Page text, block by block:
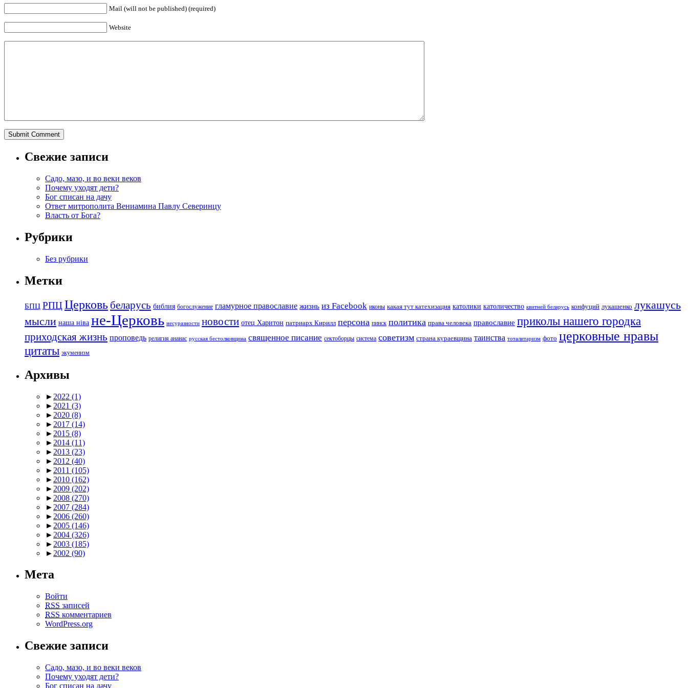
Mail (will not be published) (required)
Website
Свежие записи
Садо, мазо, и во веки веков
Почему уходят дети?
Бог списан на дачу
Ответ митрополита Вениамина Павлу Северинцу
Власть от Бога?
Рубрики
Без рубрики
Метки
БПЦ РПЦ Церковь беларусь библия богослужение гламурное православие жизнь из Facebook иконы какая тут катехизация католики католичество квитней беларусь конфуций лукашенко лукашусь
мысли наша ніва не-Церковь несуразности новости отец Харитон патриарх Кирилл персона пинск политика права человека православие приколы нашего городка
приходская жизнь проповедь религия ананас русская бестолковщина священное писание сектоборцы система советизм страна кураевщина таинства тоталитаризм фото церковные нравы
цитаты экуменизм
Архивы
► 2022 (1)
► 2021 (3)
► 2020 (8)
► 2017 (14)
► 2015 (8)
► 2014 (11)
► 2013 (23)
► 2012 (40)
► 2011 (105)
► 2010 (162)
► 2009 (202)
► 2008 (270)
► 2007 (284)
► 2006 (260)
► 2005 (146)
► 2004 (326)
► 2003 (185)
► 2002 (90)
Мета
Войти
RSS записей
RSS комментариев
WordPress.org
Свежие записи
Садо, мазо, и во веки веков
Почему уходят дети?
Бог списан на дачу